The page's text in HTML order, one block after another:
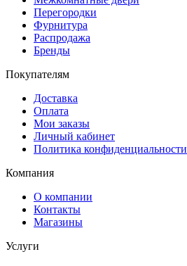
Перегородки
Фурнитура
Распродажа
Бренды
Покупателям
Доставка
Оплата
Мои заказы
Личный кабинет
Политика конфиденциальности
Компания
О компании
Контакты
Магазины
Услуги